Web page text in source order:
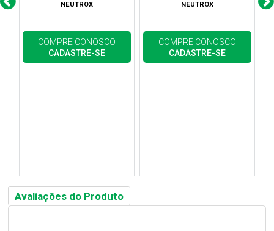
NEUTROX
COMPRE CONOSCO
CADASTRE-SE
NEUTROX
COMPRE CONOSCO
CADASTRE-SE
Avaliações do Produto